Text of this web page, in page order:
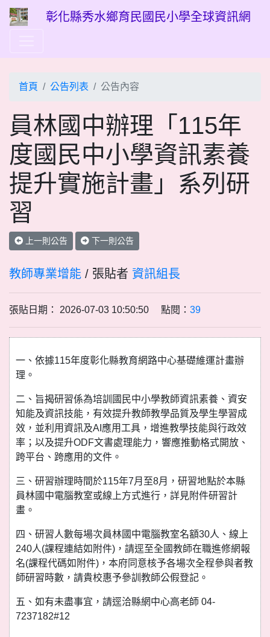
彰化縣秀水鄉育民國民小學全球資訊網
首頁 公告列表 公告內容
員林國中辦理「115年
度國民中小學資訊素養
提升實施計畫」系列研
習
上一則公告 下一則公告
教師專業增能 / 張貼者 資訊組長
張貼日期： 2026-07-03 10:50:50 點閱： 39
一、依據115年度彰化縣教育網路中心基礎維運計畫辦
理。
二、旨揭研習係為培訓國民中小學教師資訊素養、資安
知能及資訊技能，有效提升教師教學品質及學生學習成
效，並利用資訊及AI應用工具，增進教學技能與行政效
率；以及提升ODF文書處理能力，響應推動格式開放、
跨平台、跨應用的文件。
三、研習辦理時間於115年7月至8月，研習地點於本縣
員林國中電腦教室或線上方式進行，詳見附件研習計
畫。
四、研習人數每場次員林國中電腦教室名額30人、線上
240人(課程連結如附件)，請逕至全國教師在職進修網報
名(課程代碼如附件)，本府同意核予各場次全程參與者教
師研習時數，請貴校惠予參訓教師公假登記。
五、如有未盡事宜，請逕洽縣網中心高老師 04-
7237182#12